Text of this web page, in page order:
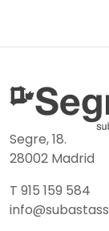
Segre, 18.
28002 Madrid
T 915 159 584